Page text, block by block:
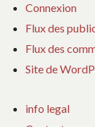
Connexion
Flux des
Flux des
Site de
info legal